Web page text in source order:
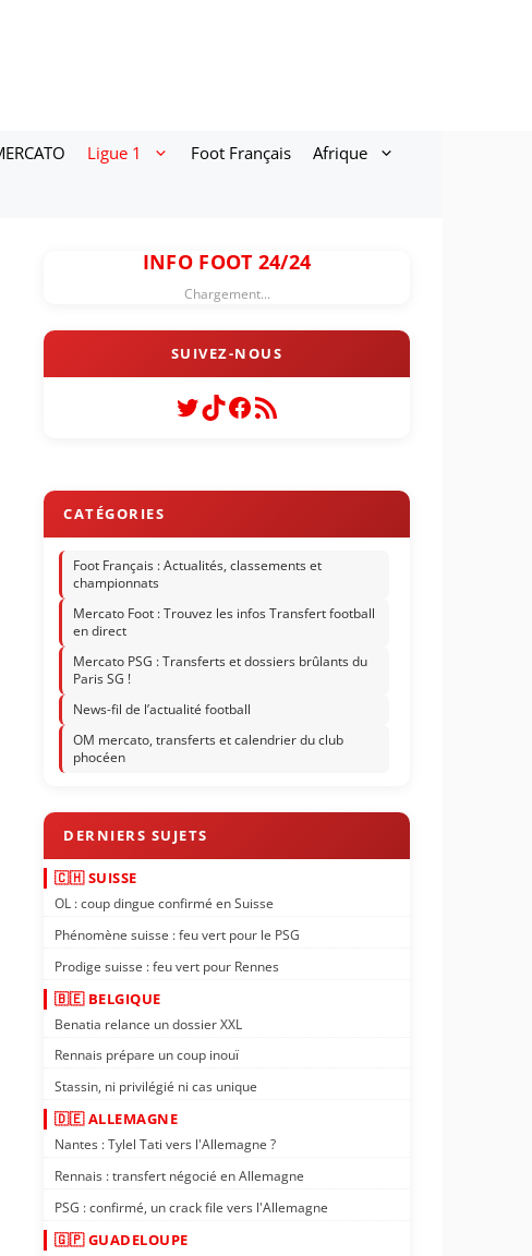
Ligue 1 Foot Français Afrique
INFO FOOT 24/24
Chargement...
Twitter
TikTok
Facebook
Flux RSS
Foot Français : Actualités, classements et
championnats
Mercato Foot : Trouvez les infos Transfert football
en direct
Mercato PSG : Transferts et dossiers brûlants du
Paris SG !
News-fil de l’actualité football
OM mercato, transferts et calendrier du club
phocéen
🇨🇭 SUISSE
OL : coup dingue confirmé en Suisse
Phénomène suisse : feu vert pour le PSG
Prodige suisse : feu vert pour Rennes
🇧🇪 BELGIQUE
Benatia relance un dossier XXL
Rennais prépare un coup inouï
Stassin, ni privilégié ni cas unique
🇩🇪 ALLEMAGNE
Nantes : Tylel Tati vers l'Allemagne ?
Rennais : transfert négocié en Allemagne
PSG : confirmé, un crack file vers l'Allemagne
🇬🇵 GUADELOUPE